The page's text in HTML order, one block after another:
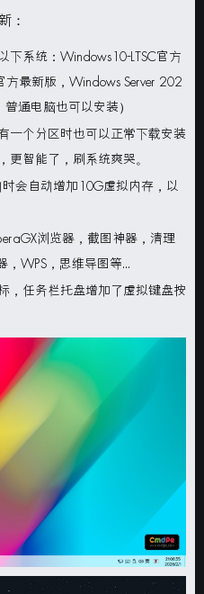
：
下系统：Windows10-LTSC官方
方最新版，Windows Server 202
通电脑也可以安装）
一个分区时也可以正常下载安装
更智能了，刷系统爽哭。
会自动增加10G虚拟内存，以
浏览器，截图神器，清理
WPS，思维导图等...
，任务栏托盘增加了虚拟键盘按